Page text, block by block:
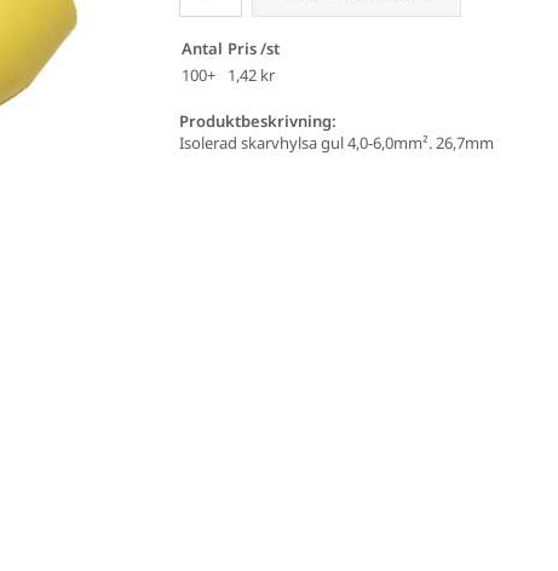
Antal Pris /st
100+
1,42 kr
Produktbeskrivning:
Isolerad skarvhylsa gul 4,0-6,0mm². 26,7mm